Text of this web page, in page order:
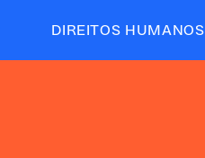
DIREITOS HUMANOS